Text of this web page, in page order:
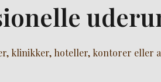
klinikker, hoteller, kontorer eller